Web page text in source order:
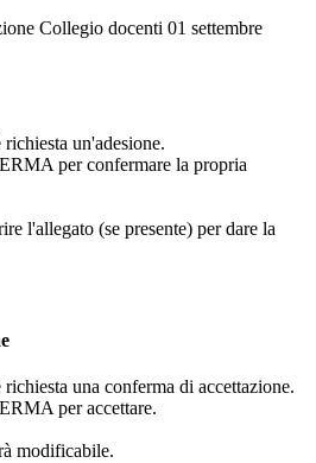
Collegio docenti 01 settembre
un'adesione.
per confermare la propria
l'allegato (se presente) per dare la
una conferma di accettazione.
per accettare.
modificabile.